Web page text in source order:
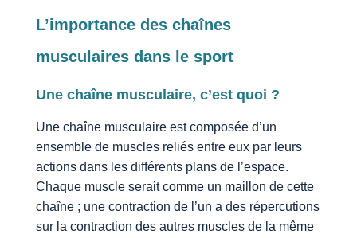
L’importance des chaînes
musculaires dans le sport
Une chaîne musculaire, c’est quoi ?
Une chaîne musculaire est composée d’un
ensemble de muscles reliés entre eux par leurs
actions dans les différents plans de l’espace.
Chaque muscle serait comme un maillon de cette
chaîne ; une contraction de l’un a des répercutions
sur la contraction des autres muscles de la même